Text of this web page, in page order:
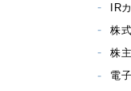
IR
株
株
電